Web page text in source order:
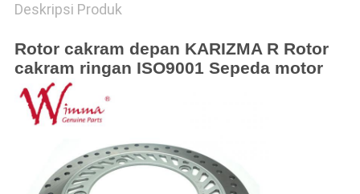
Deskripsi Produk
Rotor cakram depan KARIZMA R Rotor
cakram ringan ISO9001 Sepeda motor